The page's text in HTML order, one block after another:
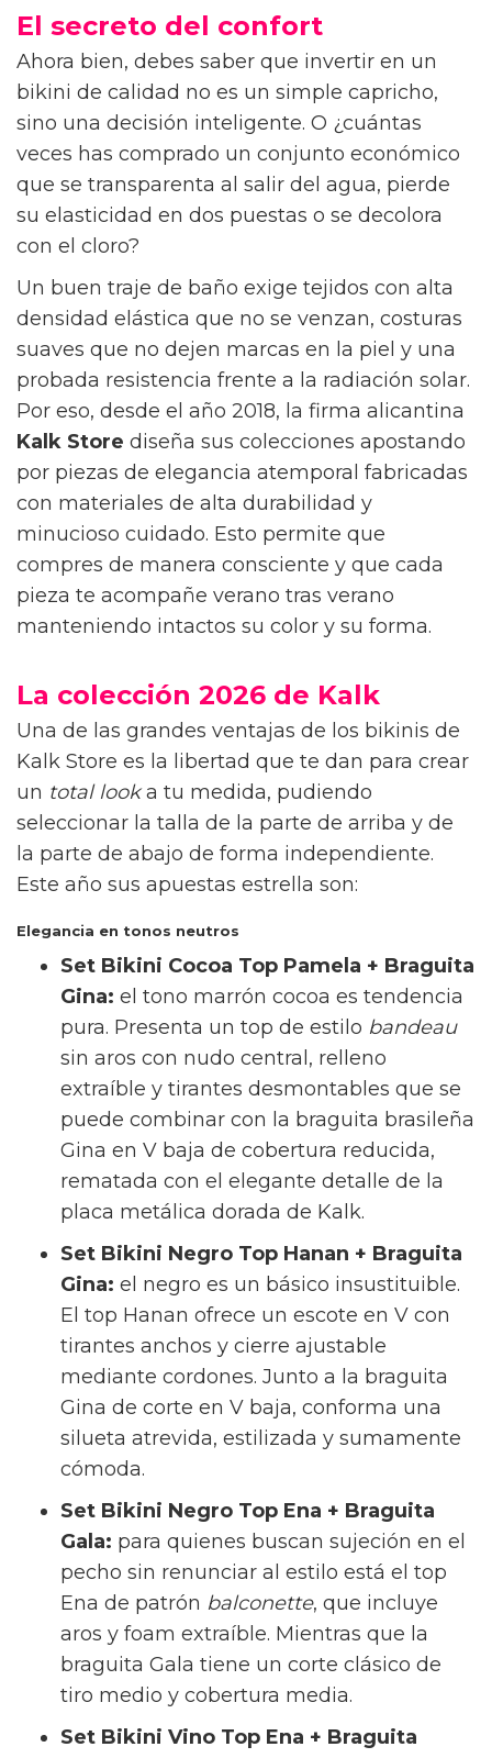
ensalzar cualquier tono de piel.
En cuanto a las texturas, el tejido canalé, el
acabado estriado y los materiales elásticos
texturizados ganan protagonismo. Además,
detalles como los aros de metacrilato y las
pequeñas placas metálicas, elevan las piezas
a una categoría superior
También se llevan las
siluetas contrapuestas
Por un lado, los cortes de tiro alto de
inspiración noventera que alargan las piernas
y, por el otro, las braguitas en forma de "V"
baja y talle bajo para un bronceado más
uniforme. En la parte superior, el clásico
triángulo rivaliza con los favorecedores top
balconette con aros.
El secreto del confort
Ahora bien, debes saber que invertir en un
bikini de calidad no es un simple capricho,
veces has comprado un conjunto económico
que se transparenta al salir del agua, pierde
su elasticidad en dos puestas o se decolora
con el cloro?
Un buen traje de baño exige tejidos con alta
densidad elástica que no se venzan, costuras
suaves que no dejen marcas en la piel y una
Por eso, desde el año 2018, la firma alicantina
Kalk Storediseña sus colecciones apostando
por piezas de elegancia atemporal fabricadas
con materiales de alta durabilidad y
minucioso cuidado. Esto permite que
compres de manera consciente y que cada
pieza te acompañe verano tras verano
manteniendo intactos su color y su forma.
La colección 2026 de Kalk
Una de las grandes ventajas de los bikinis de
Kalk Store es la libertad que te dan para crear
total looka tu medida, pudiendo
seleccionar la talla de la parte de arriba y de
la parte de abajo de forma independiente.
Este año sus apuestas estrella son:
Elegancia en tonos neutros
Set Bikini Cocoa Top Pamela + Braguita
Gina:
el tono marrón cocoa es tendencia
pura. Presenta un top de estilo
bandeau
sin aros con nudo central, relleno
extraíble y tirantes desmontables que se
puede combinar con la braguita brasileña
Gina en V baja de cobertura reducida,
rematada con el elegante detalle de la
placa metálica dorada de Kalk.